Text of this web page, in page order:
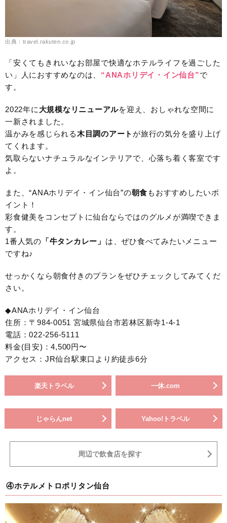
出典：travel.rakuten.co.jp
「安くてもきれいなお部屋で快適なホテルライフを過ごした
い」人におすすめなのは、 “ANAホリデイ・イン仙台”で
す。
2022年に 大規模なリニューアルを迎え、おしゃれな空間に
一新されました。
温かみを感じられる木目調のアート が旅行の気分を盛り上げ
てくれます。
気取らないナチュラルなインテリアで、心落ち着く客室です
よ。
また、“ANAホリデイ・イン仙台”の朝食もおすすめしたいポ
イント！
彩食健美をコンセプトに仙台ならではのグルメが満喫できま
す。
1番人気の 「牛タンカレー」 は、ぜひ食べてみたいメニュー
ですね♪
せっかくなら朝食付きのプランをぜひチェックしてみてくだ
さい。
◆ANAホリデイ・イン仙台
住所：〒984-0051 宮城県仙台市若林区新寺1-4-1
電話：022-256-5111
料金(目安)：4,500円〜
アクセス：JR仙台駅東口より約徒歩6分
楽天トラベル 一休.com
じゃらんnet Yahoo!トラベル
周辺で飲食店を探す
④ホテルメトロポリタン仙台